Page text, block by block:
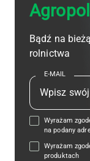
Bądź na
rolnictwa
E-MAIL
Wyrażam
na podany
Wyrażam
produktach